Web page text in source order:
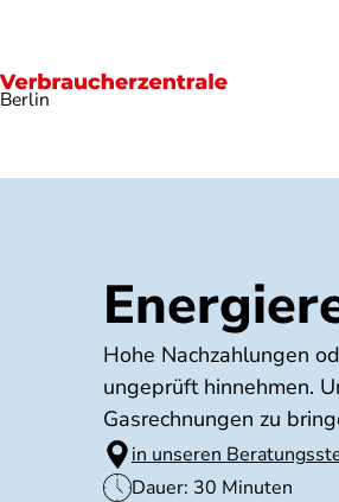
BerlinDigitales Lebensmittel
Hohe Nachzahlungen
ungeprüft hinnehmen.
Gasrechnungen zu
in unseren
Dauer: 30 Minuten